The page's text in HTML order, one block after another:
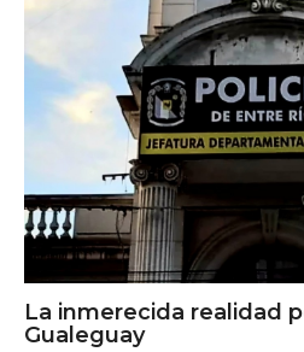
La inmerecida realidad
Gualeguay